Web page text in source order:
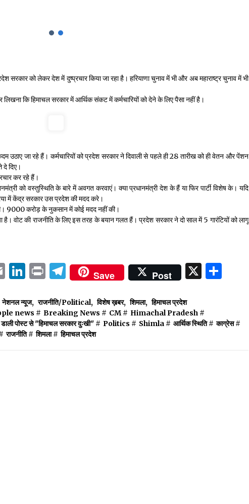
सरकार को लेकर देश में दुष्प्रचार किया जा रहा है। हरियाणा चुनाव में भी और अब महाराष्ट्र चुनाव में भी
लिखना कि हिमाचल सरकार में आर्थिक संकट में कर्मचारियों को देने के लिए पैसा नहीं है।
उठाए जा रहे हैं। कर्मचारियों को प्रदेश सरकार ने दिवाली से पहले ही 28 तारीख को ही वेतन और पेंशन
दे दिए।
कर रहे हैं।
को वस्तुस्थिति के बारे में अवगत करवाएं। क्या प्रधानमंत्री देश के हैं या फिर पार्टी विशेष के। यदि
में केंद्र सरकार उस प्रदेश की मदद करे।
9000 करोड़ के नुकसान में कोई मदद नहीं की।
है। वोट की राजनीति के लिए इस तरह के बयान गलत हैं। प्रदेश सरकार ने दो साल में 5 गारंटियों को लागू
EmailLinkedIn
PrintTelegram
Save Post X
नेशनल न्यूज, राजनीति/Political, विशेष ख़बर, शिमला, हिमाचल प्रदेश
news # Breaking News # CM# Himachal Pradesh #
पोस्ट से "हिमाचल सरकार दुःखी" # Politics # Shimla # आर्थिक स्थिति# काग्रेस#
राजनीति# शिमला# हिमाचल प्रदेश